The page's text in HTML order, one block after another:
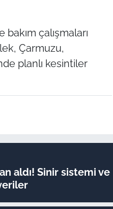
çalışmaları
Çarmuzu,
planlı kesintiler
aldı! Sinir sistemi ve